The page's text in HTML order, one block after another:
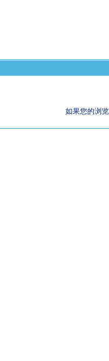
如果您的浏